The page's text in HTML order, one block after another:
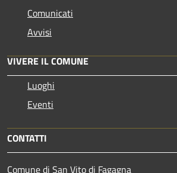
Comunicati
Avvisi
VIVERE IL COMUNE
Luoghi
Eventi
CONTATTI
Comune di San Vito di Fagagna